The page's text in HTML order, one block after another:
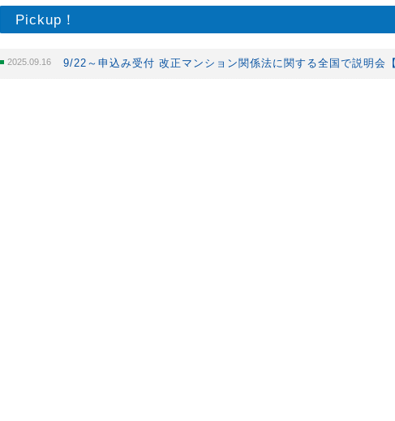
Pickup！
2025.09.16 9/22～申込み受付 改正マンション関係法に関する全国で説明会【